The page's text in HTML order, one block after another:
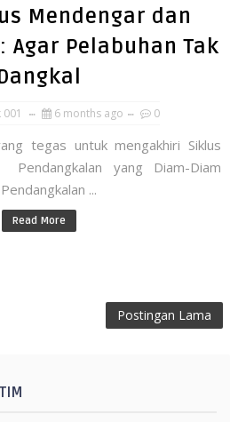
Mendengar dan
Agar Pelabuhan Tak
6 months ago 0
tegas untuk mengakhiri Siklus
yang Diam-Diam
...
Read More
Postingan Lama